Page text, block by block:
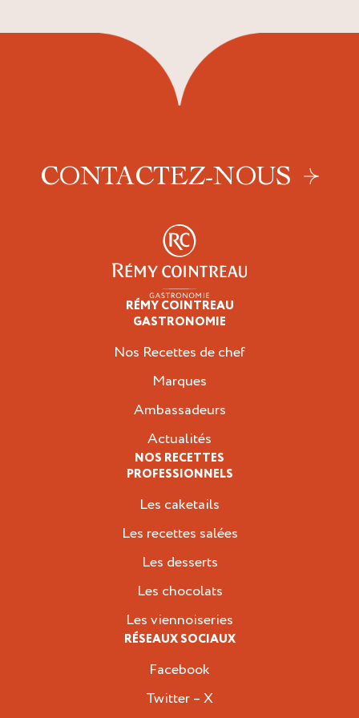
CONTACTEZ-NOUS
RÉMY COINTREAU
GASTRONOMIE
Nos Recettes de chef
Marques
Ambassadeurs
Actualités
NOS RECETTES
PROFESSIONNELS
Les caketails
Les recettes salées
Les desserts
Les chocolats
Les viennoiseries
RÉSEAUX SOCIAUX
Facebook
Twitter – X